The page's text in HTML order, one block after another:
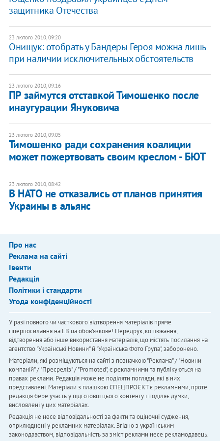
защитника Отечества
23 лютого 2010, 09:20
Онищук: отобрать у Бандеры Героя можна лишь
при наличии исключительных обстоятельств
23 лютого 2010, 09:16
ПР займутся отставкой Тимошенко после
инаугурации Януковича
23 лютого 2010, 09:05
Тимошенко ради сохранения коалиции
может пожертвовать своим креслом - БЮТ
23 лютого 2010, 08:42
В НАТО не отказались от планов принятия
Украины в альянс
Про нас
Реклама на сайті
Івенти
Редакція
Політики і стандарти
Угода конфіденційності
У разі повного чи часткового відтворення матеріалів пряме
гіперпосилання на LB.ua обов'язкове! Передрук, копіювання,
відтворення або інше використання матеріалів, що містять посилання на
агентство "Українськi Новини" й "Українська Фото Група", заборонено.
Матеріали, які розміщуються на сайті з позначкою "Реклама" / "Новини
компаній" / "Пресреліз" / "Promoted", є рекламними та публікуються на
правах реклами. Редакція може не поділяти погляди, які в них
представлені. Матеріали з плашкою СПЕЦПРОЄКТ є рекламними, проте
редакція бере участь у підготовці цього контенту і поділяє думки,
висловлені у цих матеріалах.
Редакція не несе відповідальності за факти та оціночні судження,
оприлюднені у рекламних матеріалах. Згідно з українським
законодавством, відповідальність за зміст реклами несе рекламодавець.